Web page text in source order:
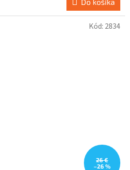
Do košíka
26 €
–26 %
Kód: 2834